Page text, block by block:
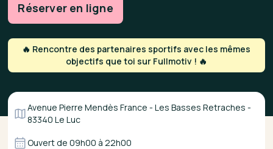
Réserver en ligne
🔥 Rencontre des partenaires sportifs avec les mêmes
objectifs que toi sur Fullmotiv ! 🔥
Avenue Pierre Mendès France - Les Basses Retraches -
83340 Le Luc
Ouvert de09h00 à22h00